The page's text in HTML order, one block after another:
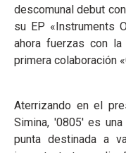
descomunal debut
su EP «Instruments
ahora fuerzas con
primera colaboración
Aterrizando en el
Simina, '0805' es
punta destinada a